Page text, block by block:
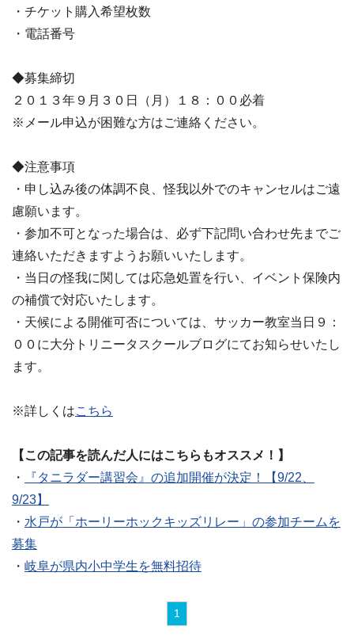
・チケット購入希望枚数
・電話番号
◆募集締切
２０１３年９月３０日（月）１８：００必着
※メール申込が困難な方はご連絡ください。
◆注意事項
・申し込み後の体調不良、怪我以外でのキャンセルはご遠
慮願います。
・参加不可となった場合は、必ず下記問い合わせ先までご
連絡いただきますようお願いいたします。
・当日の怪我に関しては応急処置を行い、イベント保険内
の補償で対応いたします。
・天候による開催可否については、サッカー教室当日９：
００に大分トリニータスクールブログにてお知らせいたし
ます。
※詳しくはこちら
【この記事を読んだ人にはこちらもオススメ！】
・
『タニラダー講習会』の追加開催が決定！【9/22、
9/23】
・ 水戸が「ホーリーホックキッズリレー」の参加チームを
募集
・ 岐阜が県内小中学生を無料招待
1